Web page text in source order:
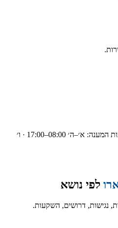
א׳–ה׳ 08:00–17:00 · ו׳
לפי נושא
נגישות, דרושים, השקעות.